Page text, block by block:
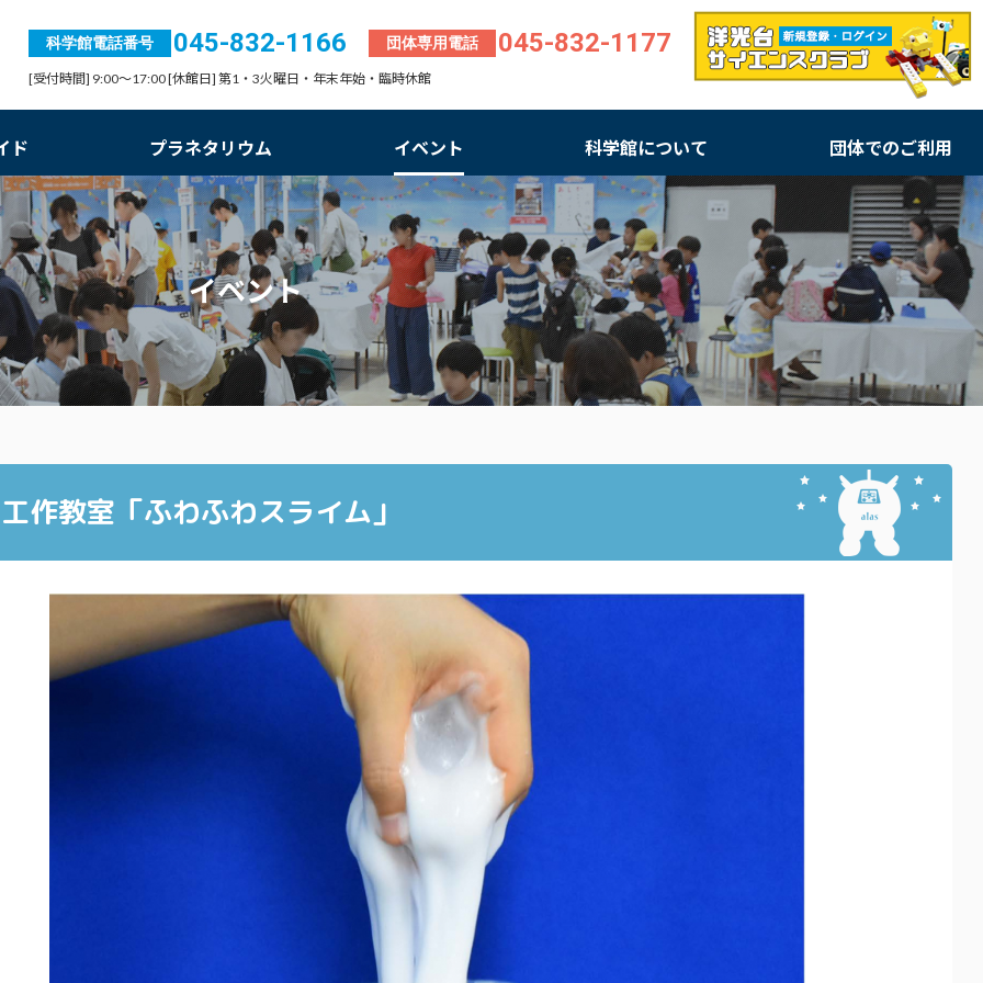
科学館電話番号 045-832-1166 団体専用電話 045-832-1177
[受付時間] 9:00～17:00 [休館日] 第1・3火曜日・年末年始・臨時休館
ド プラネタリウム イベント 科学館について 団体でのご利用
イベント
作教室「ふわふわスライム」